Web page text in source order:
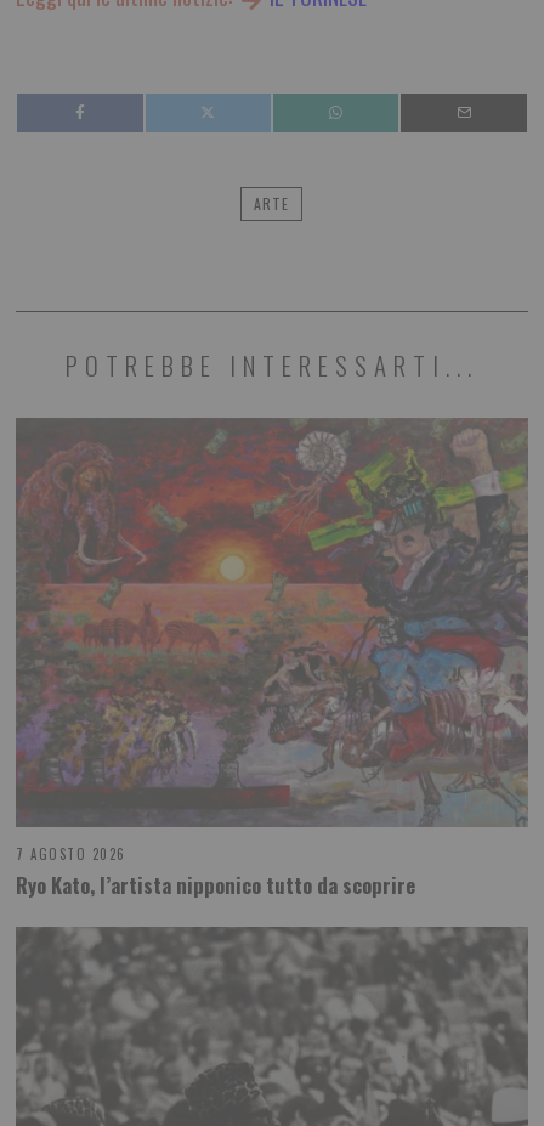
ARTE
POTREBBE INTERESSARTI...
7 AGOSTO 2026
Ryo Kato, l’artista nipponico tutto da scoprire